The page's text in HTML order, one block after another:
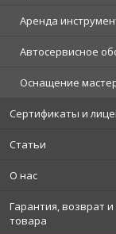
Аренда
Автосервисное
Оснащение
Сертификаты и
Статьи
О нас
Гарантия, возврат
товара